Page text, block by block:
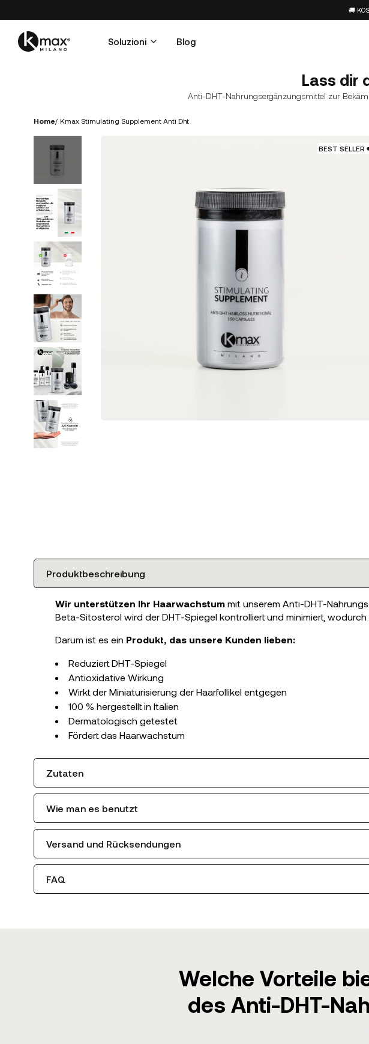
🚚
Soluzioni Blog
Lass dir
Anti-DHT-Nahrungsergänzungsmittel zur
Home/ Kmax Stimulating Supplement Anti Dht
BEST SELLER
Produktbeschreibung
Wir unterstützen Ihr Haarwachstum mit unserem Anti-DHT-
Beta-Sitosterol wird der DHT-Spiegel kontrolliert und minimiert,
Darum ist es ein Produkt, das unsere Kunden lieben:
Reduziert DHT-Spiegel
Antioxidative Wirkung
Wirkt der Miniaturisierung der Haarfollikel entgegen
100 % hergestellt in Italien
Dermatologisch getestet
Fördert das Haarwachstum
Zutaten
Wie man es benutzt
Versand und Rücksendungen
FAQ
Welche Vorteile
des Anti-DHT-